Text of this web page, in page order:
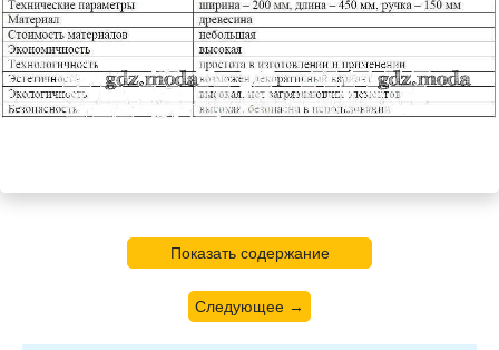
Показать содержание
Следующее →